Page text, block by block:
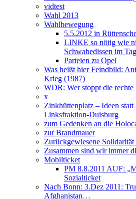
vidtest
Wahl 2013
Wahlbewegung
5.5.2012 in
LINKE so nötig wie
Schwabedissen im
Parteien zu Opel
Was heißt hier Feindbild:
Krieg (1987)
WDR: Wer stoppt die
x
Zinkhüttenplatz – Ideen
Linksfraktion-Duisburg
zum Gedenken an die
zur Brandmauer
Zurückgewiesene
Zusammen sind wir immer
Mobilticket
PM 8.8.2011 AUF:
Sozialticket
Nach Bonn: 3.Dez 2011:
Afghanistan…